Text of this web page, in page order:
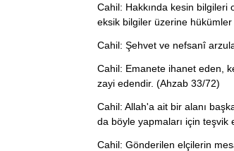
Cahil: Hakkında kesin
eksik bilgiler üzerine
Cahil: Şehvet ve nefsanî
Cahil: Emanete ihanet eden,
zayi edendir. (Ahzab 33/72)
Cahil: Allah'a ait bir alanı
da böyle yapmaları için
Cahil: Gönderilen elçilerin